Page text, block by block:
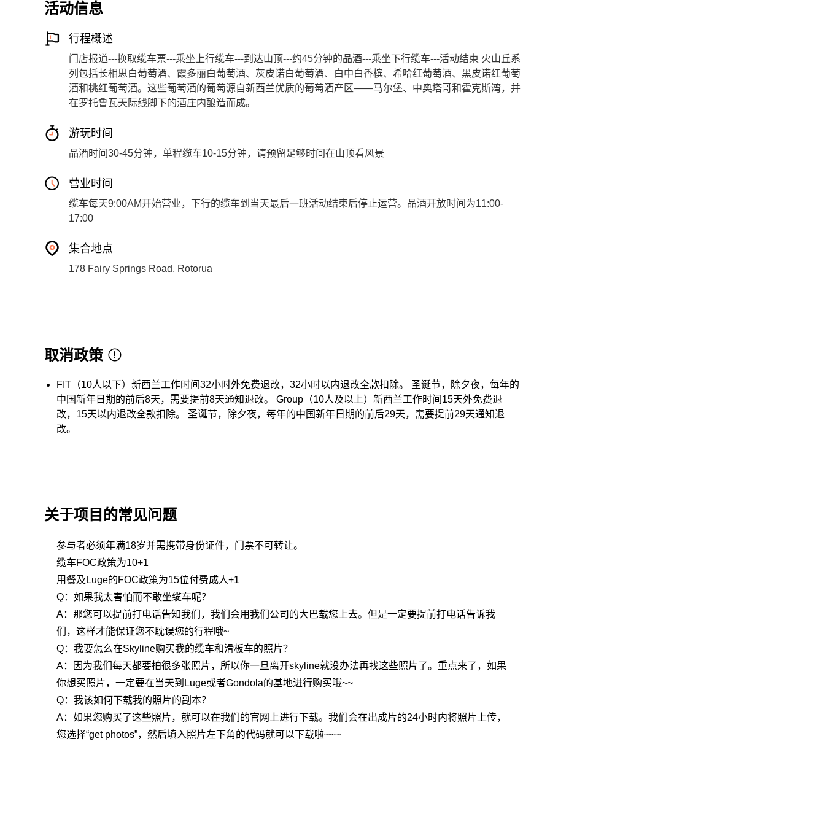
活动信息
行程概述
门店报道---换取缆车票---乘坐上行缆车---到达山顶---约45分钟的品酒---乘坐下行缆车---活动结束 火山丘系
列包括长相思白葡萄酒、霞多丽白葡萄酒、灰皮诺白葡萄酒、白中白香槟、希哈红葡萄酒、黑皮诺红葡萄
酒和桃红葡萄酒。这些葡萄酒的葡萄源自新西兰优质的葡萄酒产区——马尔堡、中奥塔哥和霍克斯湾，并
在罗托鲁瓦天际线脚下的酒庄内酿造而成。
游玩时间
品酒时间30-45分钟，单程缆车10-15分钟，请预留足够时间在山顶看风景
营业时间
缆车每天9:00AM开始营业，下行的缆车到当天最后一班活动结束后停止运营。品酒开放时间为11:00-
17:00
集合地点
178 Fairy Springs Road, Rotorua
取消政策
FIT（10人以下）新西兰工作时间32小时外免费退改，32小时以内退改全款扣除。 圣诞节，除夕夜，每年的
中国新年日期的前后8天，需要提前8天通知退改。 Group（10人及以上）新西兰工作时间15天外免费退
改，15天以内退改全款扣除。 圣诞节，除夕夜，每年的中国新年日期的前后29天，需要提前29天通知退
改。
关于项目的常见问题
参与者必须年满18岁并需携带身份证件，门票不可转让。
缆车FOC政策为10+1
用餐及Luge的FOC政策为15位付费成人+1
Q：如果我太害怕而不敢坐缆车呢？
A：那您可以提前打电话告知我们，我们会用我们公司的大巴载您上去。但是一定要提前打电话告诉我
们，这样才能保证您不耽误您的行程哦~
Q：我要怎么在Skyline购买我的缆车和滑板车的照片？
A：因为我们每天都要拍很多张照片，所以你一旦离开skyline就没办法再找这些照片了。重点来了，如果
你想买照片，一定要在当天到Luge或者Gondola的基地进行购买哦~~
Q：我该如何下载我的照片的副本？
A：如果您购买了这些照片，就可以在我们的官网上进行下载。我们会在出成片的24小时内将照片上传，
您选择“get photos”，然后填入照片左下角的代码就可以下载啦~~~